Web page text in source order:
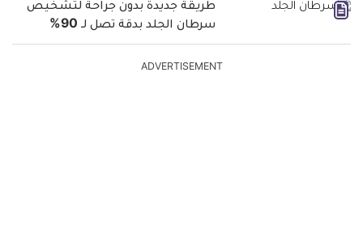
طريقة جديدة بدون جراحة لتشخيص
سرطان الجلد بدقة تصل لـ 90%
ADVERTISEMENT